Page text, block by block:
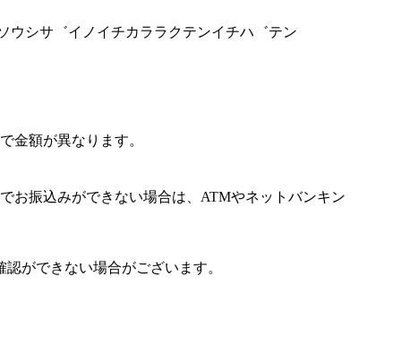
ウシサ゛イノイチカララクテンイチハ゛テン
金額が異なります。
お振込みができない場合は、ATMやネットバンキン
ができない場合がございます。